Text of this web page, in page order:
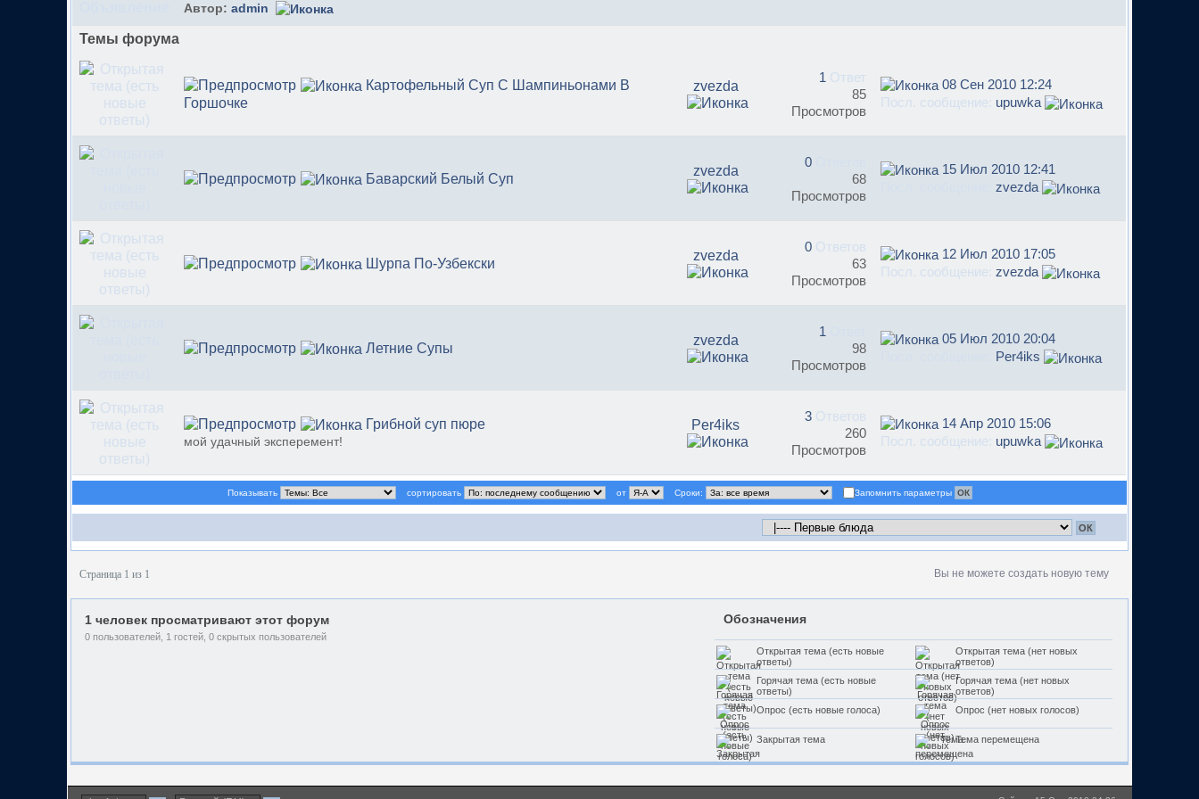
Автор:admin
Темы форума
Картофельный Суп С Шампиньонами В
Горшочке
zvezda
1 Ответ
85
Просмотров
08 Сен 2010 12:24
Посл. сообщение: upuwka
Баварский Белый Суп
zvezda
0
68
Просмотров
15 Июл 2010 12:41
Посл. сообщение:zvezda
Шурпа По-Узбекски
zvezda
0 Ответов
63
Просмотров
12 Июл 2010 17:05
Посл. сообщение:zvezda
Летние Супы
zvezda
1
98
Просмотров
05 Июл 2010 20:04
Per4iks
Грибной суп пюре
мой удачный эксперемент!
Per4iks
3 Ответов
260
Просмотров
14 Апр 2010 15:06
Посл. сообщение: upuwka
Показывать сортировать от Сроки: Запомнить параметры
Страница 1 из 1 Вы не можете создать новую тему
Обозначения
Открытая тема (есть новые
ответы)
Открытая тема (нет новых
ответов)
Горячая тема (есть новые
ответы)
Горячая тема (нет новых
ответов)
Опрос (есть новые голоса)
Опрос (нет новых голосов)
Закрытая тема Тема перемещена
1 человек просматривают этот форум
0 пользователей, 1 гостей, 0 скрытых пользователей